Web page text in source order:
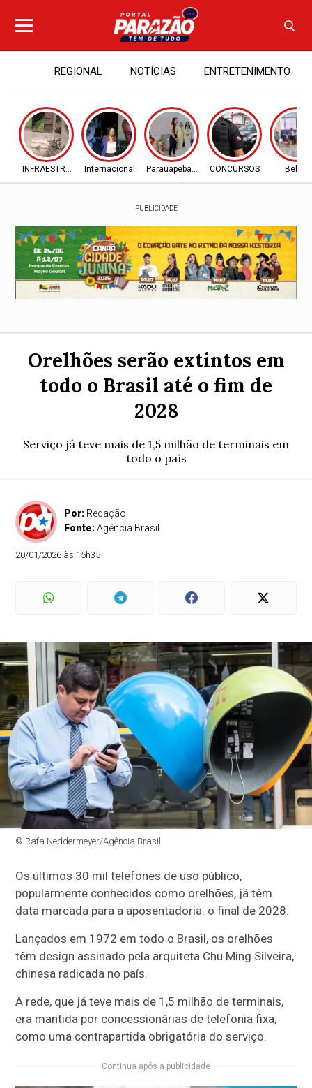
REGIONAL NOTÍCIAS ENTRETENIMENTO
INFRAESTRUTURAInternacional Parauapebas - PACONCURSOS Belém
PUBLICIDADE
Orelhões serão extintos em
todo o Brasil até o fim de
2028
Serviço já teve mais de 1,5 milhão de terminais em
todo o país
Por: Redação
Fonte:Agência Brasil
20/01/2026 às 15h35
© Rafa Neddermeyer/Agência Brasil
Os últimos 30 mil telefones de uso público,
popularmente conhecidos como orelhões, já têm
data marcada para a aposentadoria: o final de 2028.
Lançados em 1972 em todo o Brasil, os orelhões
têm design assinado pela arquiteta Chu Ming Silveira,
chinesa radicada no país.
A rede, que já teve mais de 1,5 milhão de terminais,
era mantida por concessionárias de telefonia fixa,
como uma contrapartida obrigatória do serviço.
Continua após a publicidade